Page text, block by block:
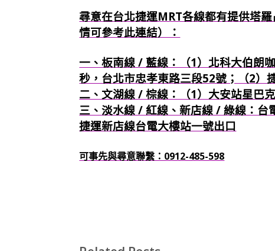
尋意在台北捷運MRT各線都有提供塔
情可參考此連結）：
一、板南線 / 藍線：（1）北科大伯朗
秒，台北市忠孝東路三段52號；（2）
二、文湖線 / 棕線：（1）大安站星巴
三、淡水線 / 紅線、新店線 / 綠線：台
捷運新店線台電大樓站一號出口
可事先與尋意聯繫：0912-485-598